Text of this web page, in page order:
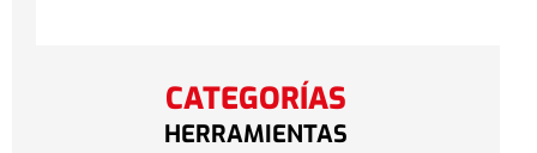
CATEGORÍAS
HERRAMIENTAS